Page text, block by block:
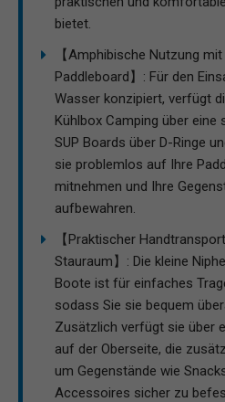
bietet.
【Amphibische Nutzung
Paddleboard】: Für den
Wasser konzipiert, verfügt
Kühlbox Camping über eine
SUP Boards über D-Ringe
sie problemlos auf Ihre
mitnehmen und Ihre
aufbewahren.
【Praktischer
Stauraum】: Die kleine
Boote ist für einfaches
sodass Sie sie bequem
Zusätzlich verfügt sie über
auf der Oberseite, die
um Gegenstände wie
Accessoires sicher zu